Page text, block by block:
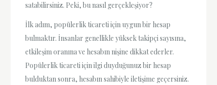
satabilirsiniz. Peki, bu nasıl gerçekleşiyor?
İlk adım, popülerlik ticareti için uygun bir hesap
bulmaktır. İnsanlar genellikle yüksek takipçi sayısına,
etkileşim oranına ve hesabın nişine dikkat ederler.
Popülerlik ticareti için ilgi duyduğunuz bir hesap
bulduktan sonra, hesabın sahibiyle iletişime geçersiniz.